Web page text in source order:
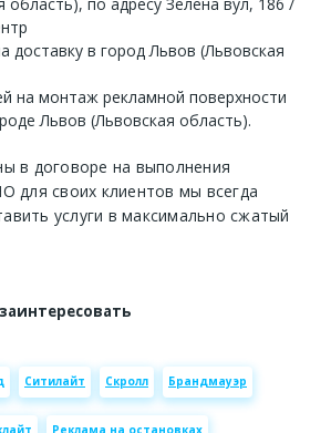
область), по адресу Зелена вул, 186 /
доставку в город Львов (Львовская
на монтаж рекламной поверхности
Львов (Львовская область).
в договоре на выполнения
для своих клиентов мы всегда
услуги в максимально сжатый
Ситилайт Скролл Брандмауэр